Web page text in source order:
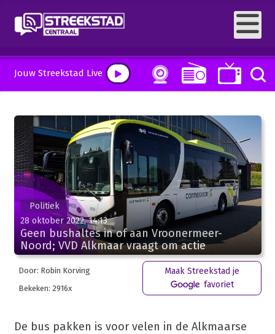
Jouw Streekstad Live
Politiek
28 oktober 2022, 14:13
Geen bushaltes in of aan Vroonermeer-
Noord; VVD Alkmaar vraagt om actie
Door: Robin Korving
Bekeken: 2916x
Maak Streekstad je
favoriet
De bus pakken is voor velen in de Alkmaarse